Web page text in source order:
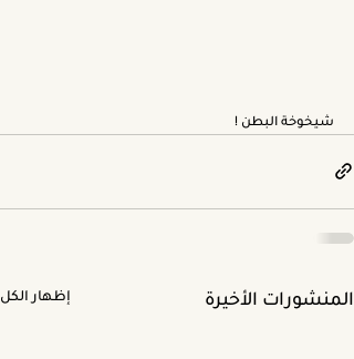
شيخوخة البطن !
المنشورات الأخيرة إظهار الكل